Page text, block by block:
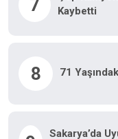
7
Kaybetti
8 71
Sakarya’da